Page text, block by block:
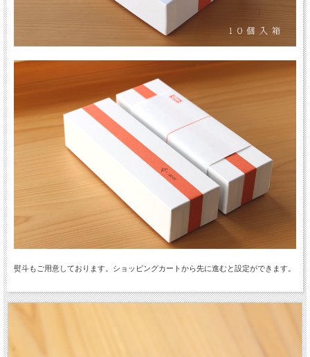
熨斗もご用意しております。ショッピングカートから先に進むと設定ができます。